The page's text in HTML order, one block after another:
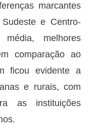
marcantes
e Centro-
média, melhores
comparação ao
ficou evidente a
e rurais, com
as instituições